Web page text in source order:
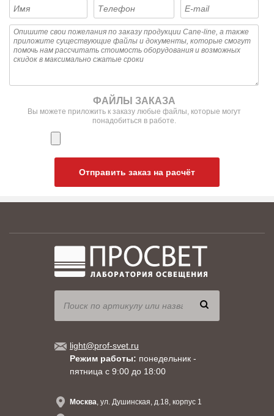
ФАЙЛЫ ЗАКАЗА
Вы можете приложить к заказу любые файлы, которые могут
понадобиться в работе.
Отправить заказ на расчёт
light@prof-svet.ru
Режим работы: понедельник -
пятница с 9:00 до 18:00
Москва, ул. Душинская, д.18, корпус 1